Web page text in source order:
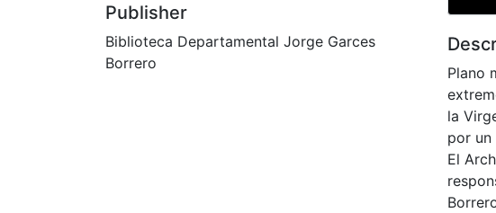
Publisher
Biblioteca Departamental Jorge Garces
Borrero
Plano
la
por un
El